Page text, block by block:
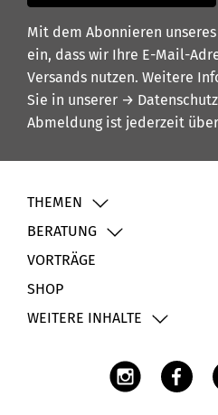
Mit dem Abonnieren
ein, dass wir Ihre E-Mail-
Versands nutzen. Weitere
Sie in unserer →
Abmeldung ist jederzeit über
THEMEN
BERATUNG
VORTRÄGE
SHOP
WEITERE INHALTE